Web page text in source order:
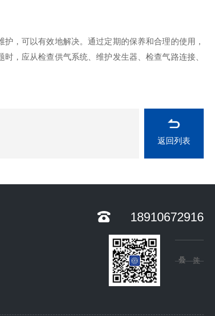
，可以有效地解决。通过定期的保养和合理的使用，
，应从检查供气系统、维护发生器、检查气路连接、
返回列表
18910672916